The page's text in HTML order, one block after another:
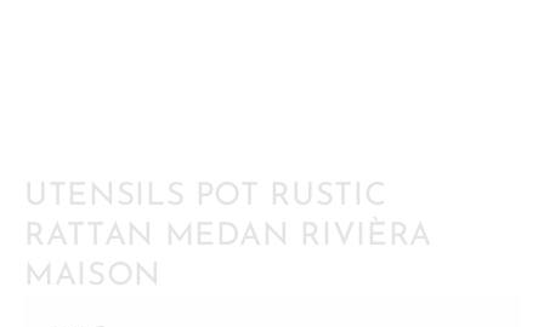
UTENSILS POT RUSTIC
RATTAN MEDAN RIVIÈRA
MAISON